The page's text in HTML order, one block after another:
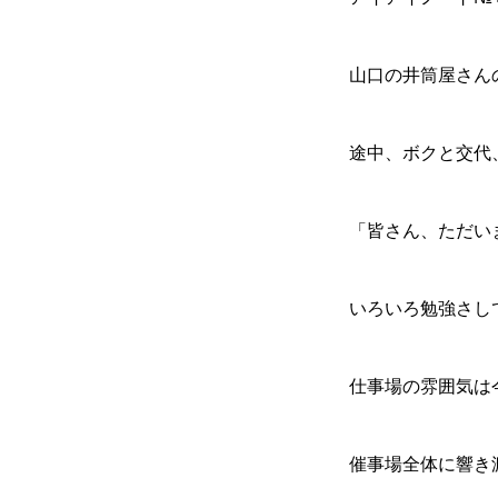
山口の井筒屋さ
途中、ボクと交代
「皆さん、ただ
いろいろ勉強さ
仕事場の雰囲気は
催事場全体に響き